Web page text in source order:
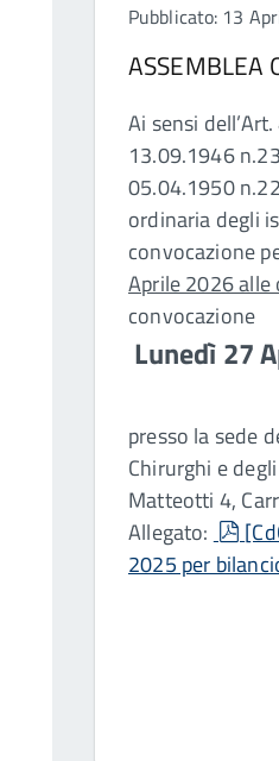
Pubblicato: 13
ASSEMBLEA
Ai sensi
13.09.1946
05.04.1950
ordinaria degli
convocazione
Aprile 2026 alle
convocazione
Lunedì 27
presso la sede
Chirurghi e
Matteotti 4,
Allegato:
pdf
2025 per